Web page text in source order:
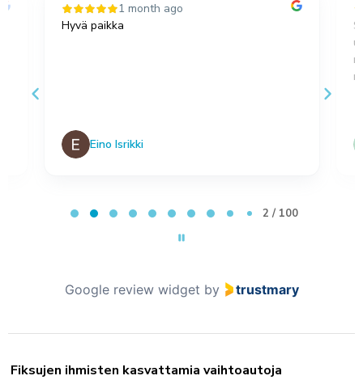
1 month ago
Hyvä paikka
Eino Isrikki
2 / 100
Google review widget by trustmary
Fiksujen ihmisten kasvattamia vaihtoautoja